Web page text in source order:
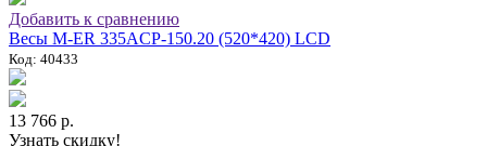
Добавить к сравнению
Весы M-ER 335ACP-150.20 (520*420) LCD
Код: 40433
13 766 р.
Узнать скидку!